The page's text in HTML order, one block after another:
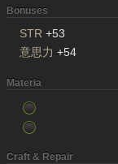
Bonuses
STR +53
意思力 +54
Materia
Craft & Repair